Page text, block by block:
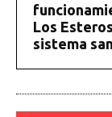
Los
sistema